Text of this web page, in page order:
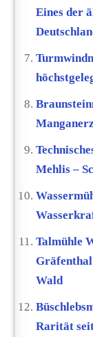
Eines der
Mehlis –
Talmühle
Wald
Rarität